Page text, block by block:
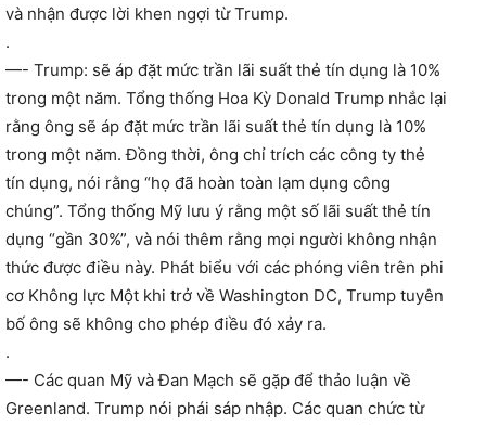
và nhận được lời khen ngợi từ Trump.
.
—- Trump: sẽ áp đặt mức trần lãi suất thẻ tín dụng là 10%
trong một năm. Tổng thống Hoa Kỳ Donald Trump nhắc lại
rằng ông sẽ áp đặt mức trần lãi suất thẻ tín dụng là 10%
trong một năm. Đồng thời, ông chỉ trích các công ty thẻ
tín dụng, nói rằng “họ đã hoàn toàn lạm dụng công
chúng”. Tổng thống Mỹ lưu ý rằng một số lãi suất thẻ tín
dụng “gần 30%”, và nói thêm rằng mọi người không nhận
thức được điều này. Phát biểu với các phóng viên trên phi
cơ Không lực Một khi trở về Washington DC, Trump tuyên
bố ông sẽ không cho phép điều đó xảy ra.
.
—- Các quan Mỹ và Đan Mạch sẽ gặp để thảo luận về
Greenland. Trump nói phái sáp nhập. Các quan chức từ